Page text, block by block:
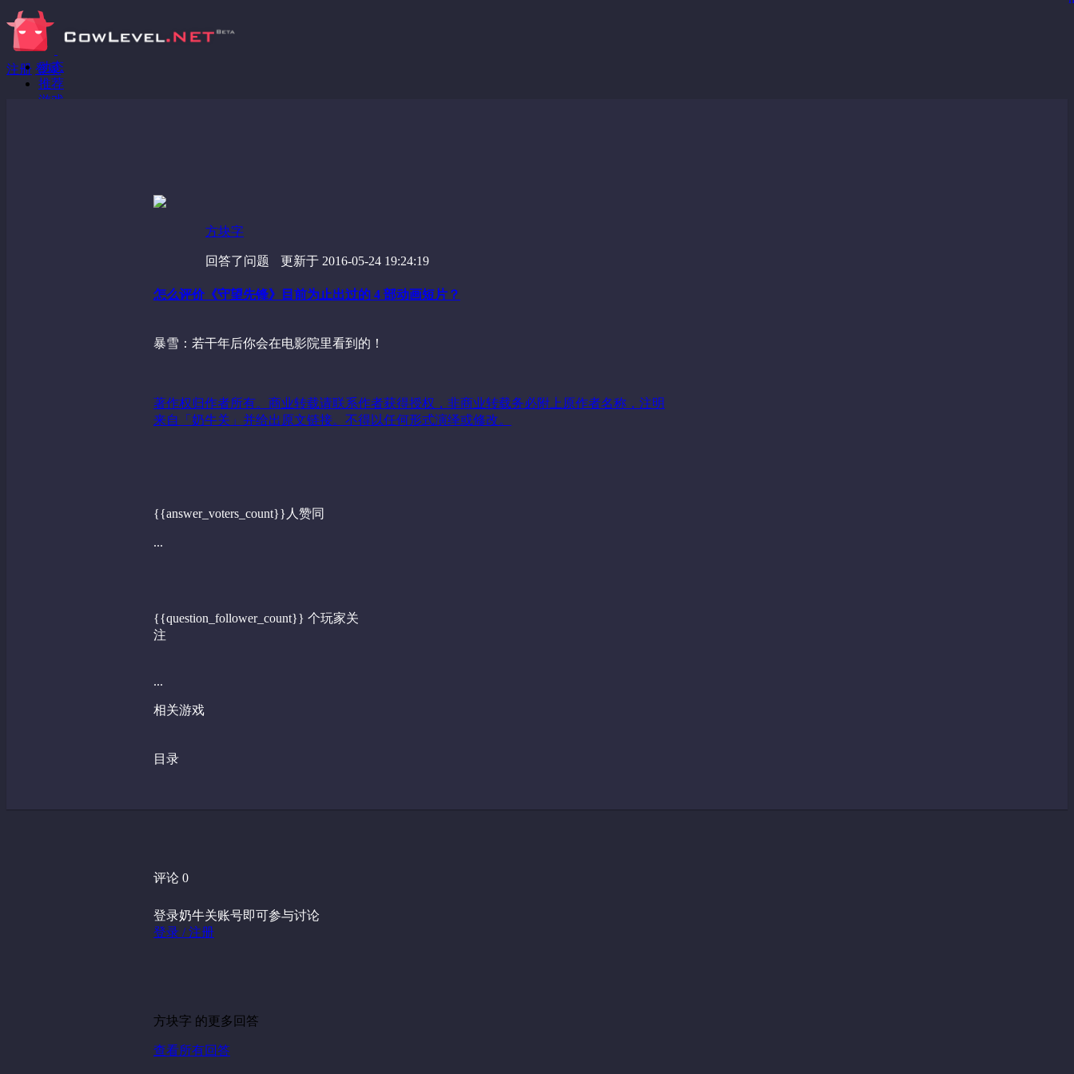
注册 登录
动态
推荐
游戏
方块字
回答了问题 更新于 2016-05-24 19:24:19
怎么评价《守望先锋》目前为止出过的 4 部动画短片？
暴雪：若干年后你会在电影院里看到的！
著作权归作者所有。商业转载请联系作者获得授权，非商业转载务必附上原作者名称，注明
来自「奶牛关」并给出原文链接。不得以任何形式演绎或修改。
{{answer_voters_count}}人赞同
...
{{question_follower_count}} 个玩家关
注
...
相关游戏
目录
评论 0
登录奶牛关账号即可参与讨论
登录 / 注册
方块字 的更多回答
查看所有回答